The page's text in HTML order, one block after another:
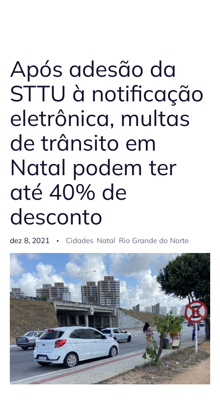
Após adesão da
STTU à notificação
eletrônica, multas
de trânsito em
Natal podem ter
até 40% de
desconto
dez 8, 2021 Cidades Natal Rio Grande do Norte